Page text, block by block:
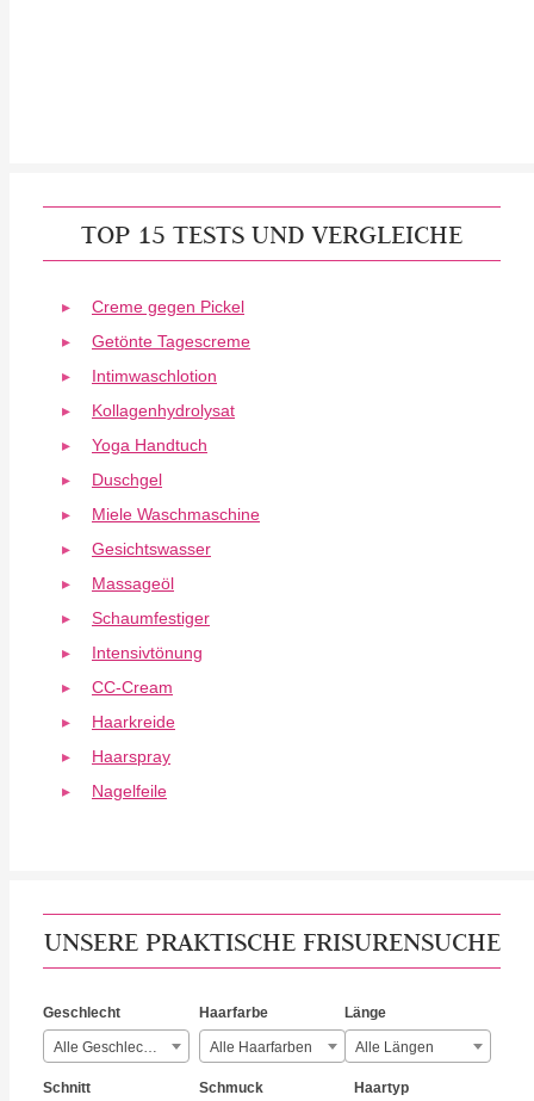
TOP 15 TESTS UND VERGLEICHE
Creme gegen Pickel
Getönte Tagescreme
Intimwaschlotion
Kollagenhydrolysat
Yoga Handtuch
Duschgel
Miele Waschmaschine
Gesichtswasser
Massageöl
Schaumfestiger
Intensivtönung
CC-Cream
Haarkreide
Haarspray
Nagelfeile
UNSERE PRAKTISCHE FRISURENSUCHE
Geschlecht
Alle Geschlechter
Haarfarbe
Alle Haarfarben
Länge
Alle Längen
Schnitt Schmuck Haartyp